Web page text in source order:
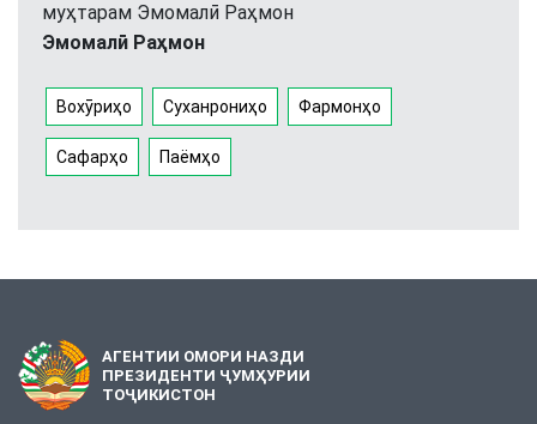
муҳтарам Эмомалӣ Раҳмон
Эмомалӣ Раҳмон
Вохӯриҳо Суханрониҳо Фармонҳо
Сафарҳо Паёмҳо
АГЕНТИИ ОМОРИ НАЗДИ
ПРЕЗИДЕНТИ ҶУМҲУРИИ
ТОҶИКИСТОН